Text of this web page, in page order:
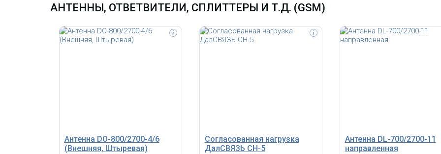
АНТЕННЫ, ОТВЕТВИТЕЛИ, СПЛИТТЕРЫ И Т.Д. (GSM)
Антенна DO-800/2700-4/6
(Внешняя, Штыревая)
i
Согласованная нагрузка
ДалСВЯЗЬ CH-5
i
Антенна DL-700/2700-11
направленная
свойств